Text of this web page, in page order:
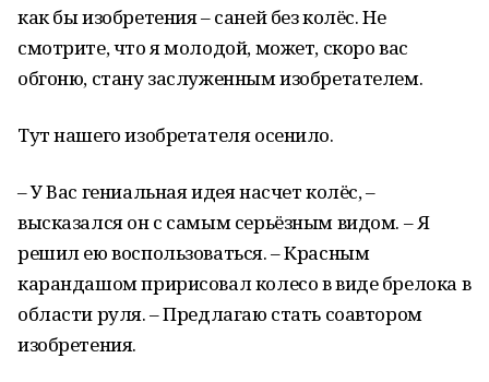
как бы изобретения – саней без колёс. Не
смотрите, что я молодой, может, скоро вас
обгоню, стану заслуженным изобретателем.
Тут нашего изобретателя осенило.
– У Вас гениальная идея насчет колёс, –
высказался он с самым серьёзным видом. – Я
решил ею воспользоваться. – Красным
карандашом пририсовал колесо в виде брелока в
области руля. – Предлагаю стать соавтором
изобретения.